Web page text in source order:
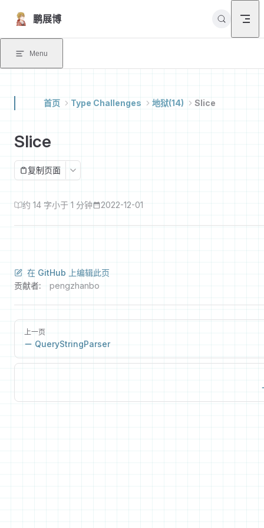
Skip to content
鹏展博
Menu
首页 Type Challenges 地狱(14) Slice
Slice
复制页面
约 14 字小于 1 分钟 2022-12-01
在 GitHub 上编辑此页
贡献者:
pengzhanbo
上一页
QueryStringParser